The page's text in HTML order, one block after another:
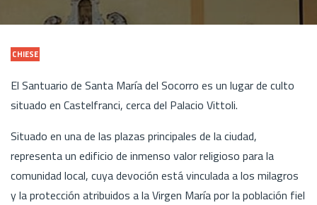
CHIESE
El Santuario de Santa María del Socorro es un lugar de culto
situado en Castelfranci, cerca del Palacio Vittoli.
Situado en una de las plazas principales de la ciudad,
representa un edificio de inmenso valor religioso para la
comunidad local, cuya devoción está vinculada a los milagros
y la protección atribuidos a la Virgen María por la población fiel